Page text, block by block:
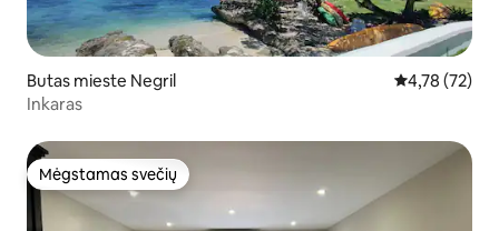
Butas mieste Negril Vidutinis
4,78 (72)
Inkaras
Mėgstamas svečių
Mėgstamas svečių